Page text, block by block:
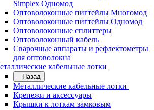
Simplex Одномод
Оптоволоконные пигтейлы Многомод
Оптоволоконные пигтейлы Одномод
Оптоволоконные сплиттеры
Оптоволоконный кабель
Сварочные аппараты и рефлектометры
для оптоволокна
кабельные лотки
Назад
Металлические кабельные лотки
Крепежи и аксессуары
Крышки к лоткам замковым